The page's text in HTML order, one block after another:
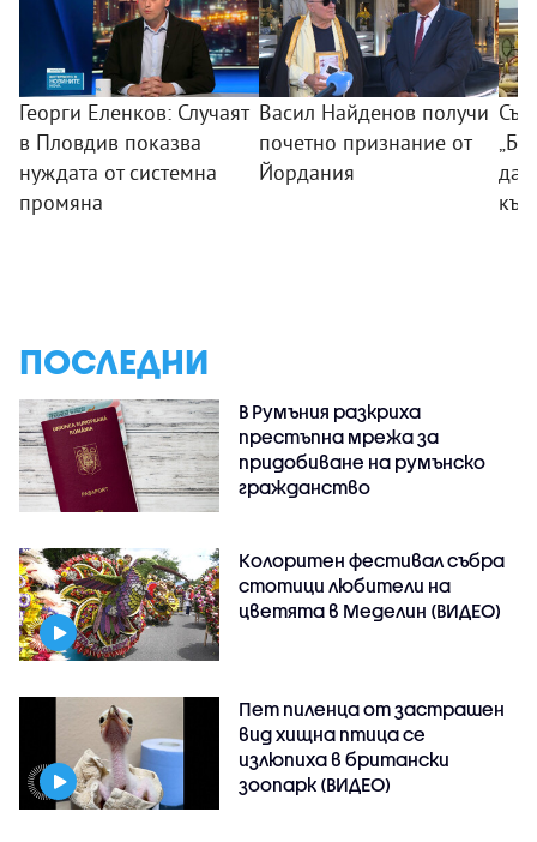
Георги Еленков: Случаят
в Пловдив показва
нуждата от системна
промяна
Васил Найденов получи
почетно признание от
Йордания
ПОСЛЕДНИ
В Румъния разкриха
престъпна мрежа за
придобиване на румънско
гражданство
Колоритен фестивал събра
стотици любители на
цветята в Меделин (ВИДЕО)
Пет пиленца от застрашен
вид хищна птица се
излюпиха в британски
зоопарк (ВИДЕО)